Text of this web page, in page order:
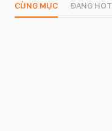
CÙNG MỤC ĐANG HOT